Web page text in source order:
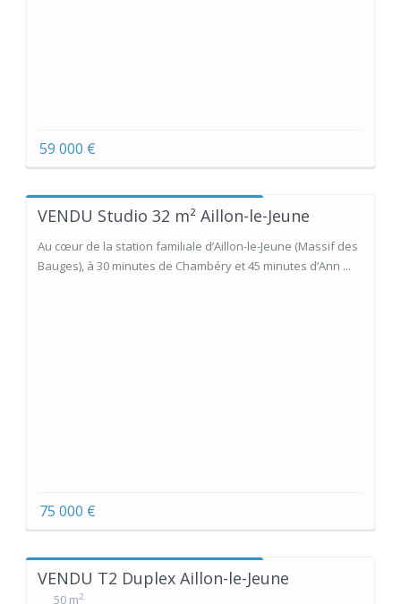
59 000 €
VENDU Studio 32 m² Aillon-le-Jeune
Au cœur de la station familiale d’Aillon-le-Jeune (Massif des
Bauges), à 30 minutes de Chambéry et 45 minutes d’Ann ...
75 000 €
VENDU T2 Duplex Aillon-le-Jeune
50 m2